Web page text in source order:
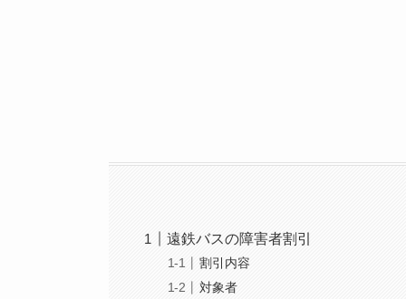
遠鉄バスの障害者割引
割引内容
対象者